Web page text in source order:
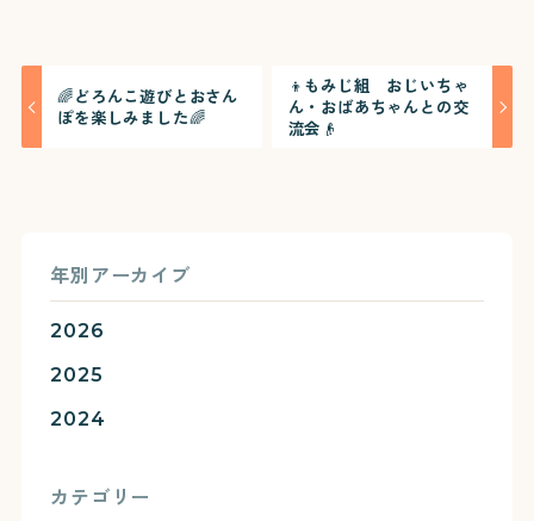
🌈どろんこ遊びとおさん
ぽを楽しみました🌈
👦もみじ組 おじいちゃ
ん・おばあちゃんとの交
流会👴
年別アーカイブ
2026
2025
2024
カテゴリー